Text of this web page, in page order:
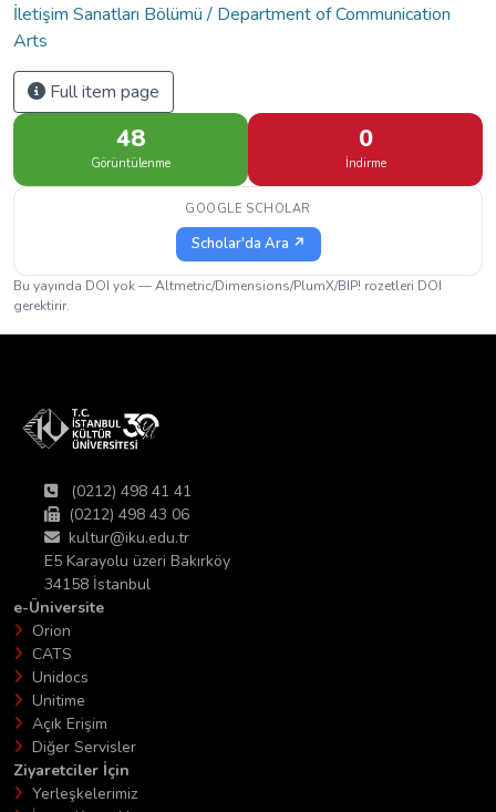
İletişim Sanatları Bölümü / Department of Communication
Arts
Full item page
48
Görüntülenme
0
İndirme
GOOGLE SCHOLAR
Scholar'da Ara ↗
Bu yayında DOI yok — Altmetric/Dimensions/PlumX/BIP! rozetleri DOI
gerektirir.
(0212) 498 41 41
(0212) 498 43 06
kultur@iku.edu.tr
E5 Karayolu üzeri Bakırköy
34158 İstanbul
e-Üniversite
Orion
CATS
Unidocs
Unitime
Açık Erişim
Diğer Servisler
Ziyaretciler İçin
Yerleşkelerimiz